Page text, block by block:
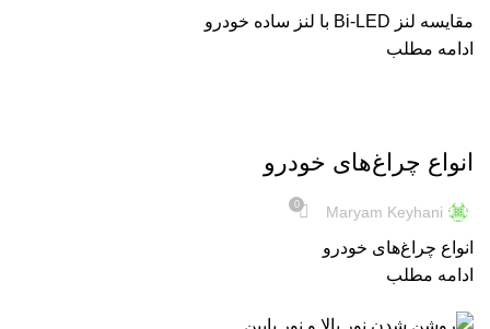
مقایسه لنز Bi-LED با لنز ساده خودرو
ادامه مطلب
انواع چراغ‌های خودرو
Maryam Keyhani
0
انواع چراغ‌های خودرو
ادامه مطلب